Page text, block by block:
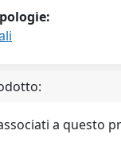
a questo